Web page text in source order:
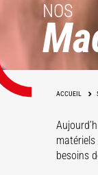
NOS
ACCUEIL
besoins